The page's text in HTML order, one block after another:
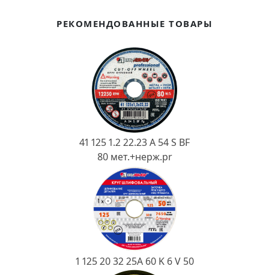
ЖелобРЕКОМЕНДОВАННЫЕ ТОВАРЫ
41 125 1.2 22.23 A 54 S BF
80 мет.+нерж.pr
1 125 20 32 25А 60 K 6 V 50